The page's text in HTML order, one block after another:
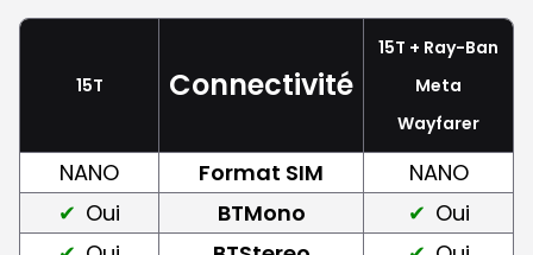
15T Connectivité
15T + Ray-Ban
Meta
Wayfarer
NANO Format SIM
NANO
Oui
BTMono
Oui